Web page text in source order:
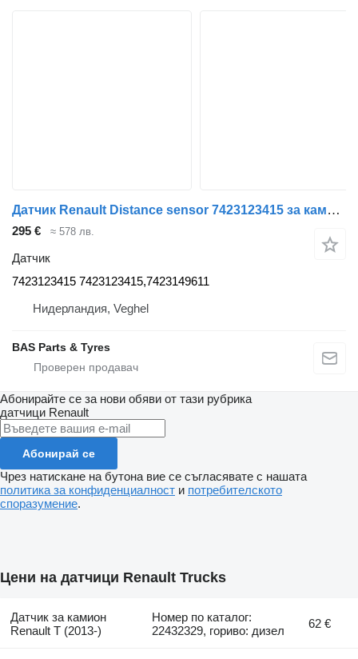
Датчик Renault Distance sensor 7423123415 за камион Renault
295 € ≈ 578 лв.
Датчик
7423123415 7423123415,7423149611
Нидерландия, Veghel
BAS Parts & Tyres
Абонирайте се за нови обяви от тази рубрика
датчици Renault
Абонирай се
Чрез натискане на бутона вие се съгласявате с нашата
политика за конфиденциалност и потребителското
споразумение.
Цени на датчици Renault Trucks
Датчик за камион
Renault T (2013-)
Номер по каталог:
22432329, гориво: дизел
62 €